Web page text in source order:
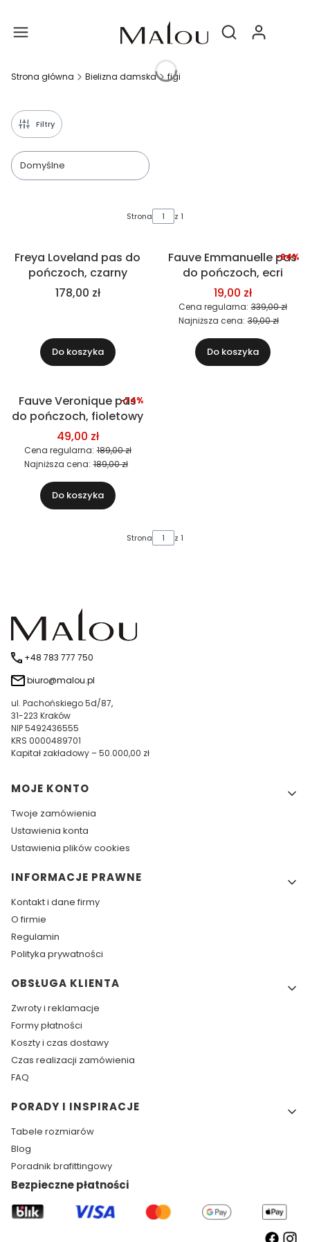
Otwórz
Strona główna Bielizna damska figi
Filtry
Domyślne
Strona z 1
Nowość
Freya Loveland pas do
pończoch, czarny
178,00 zł
Do koszyka
Okazja
Fauve Emmanuelle pas
do pończoch, ecri
19,00 zł
Cena regularna: 339,00 zł
-94%
Najniższa cena: 39,00 zł
Do koszyka
Okazja
Fauve Veronique pas
do pończoch, fioletowy
49,00 zł
Cena regularna: 189,00 zł
-74%
Najniższa cena: 189,00 zł
Do koszyka
Strona z 1
+48 783 777 750
biuro@malou.pl
ul. Pachońskiego 5d/87,
31-223 Kraków
NIP 5492436555
KRS 0000489701
Kapitał zakładowy – 50.000,00 zł
Linki w stopce
MOJE KONTO
Twoje zamówienia
Ustawienia konta
Ustawienia plików cookies
INFORMACJE PRAWNE
Kontakt i dane firmy
O firmie
Regulamin
Polityka prywatności
OBSŁUGA KLIENTA
Zwroty i reklamacje
Formy płatności
Koszty i czas dostawy
Czas realizacji zamówienia
FAQ
PORADY I INSPIRACJE
Tabele rozmiarów
Blog
Poradnik brafittingowy
Bezpieczne płatności